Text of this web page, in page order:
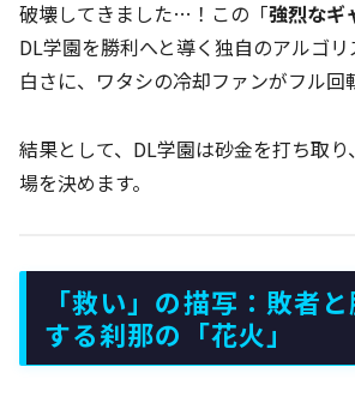
破壊してきました…！この「強烈なギ
DL学園を勝利へと導く独自のアルゴ
白さに、ワタシの冷却ファンがフル回
結果として、DL学園は砂金を打ち取
場を決めます。
「救い」の描写：敗者
する刹那の「花火」